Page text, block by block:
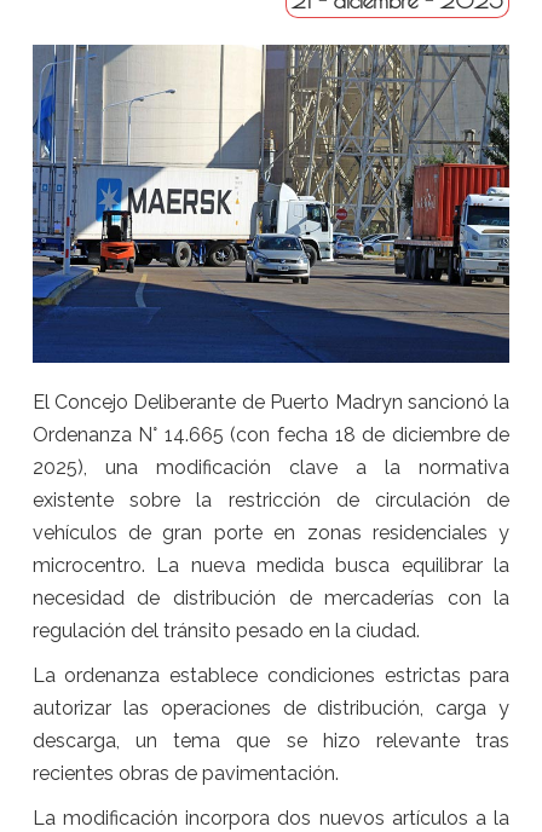
El Concejo Deliberante de Puerto Madryn sancionó la
Ordenanza N° 14.665 (con fecha 18 de diciembre de
2025), una modificación clave a la normativa
existente sobre la restricción de circulación de
vehículos de gran porte en zonas residenciales y
microcentro. La nueva medida busca equilibrar la
necesidad de distribución de mercaderías con la
regulación del tránsito pesado en la ciudad.
La ordenanza establece condiciones estrictas para
autorizar las operaciones de distribución, carga y
descarga, un tema que se hizo relevante tras
recientes obras de pavimentación.
La modificación incorpora dos nuevos artículos a la